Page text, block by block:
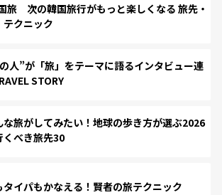
旅 次の韓国旅行がもっと楽しくなる 旅先・
テクニック
人”が「旅」をテーマに語るインタビュー連
STORY
な旅がしてみたい！地球の歩き方が選ぶ2026
くべき旅先30
タイパもかなえる！賢者の旅テクニック